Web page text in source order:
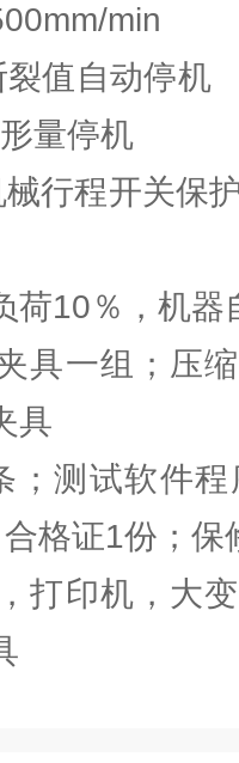
min
裂值自动停
量停机
行程开关保
荷10％，机器
具一组；压
具
；测试软件
格证1份；保
打印机，大